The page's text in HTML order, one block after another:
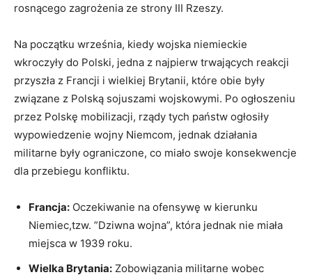
rosnącego ‍zagrożenia ze strony III Rzeszy.
Na początku września, kiedy wojska niemieckie
wkroczyły ⁢do Polski, jedna ⁤z najpierw ​trwających reakcji
przyszła z Francji i wielkiej Brytanii, które obie były‍
związane z⁤ Polską sojuszami ⁤wojskowymi. Po ogłoszeniu
przez⁣ Polskę mobilizacji, rządy tych⁣ państw ogłosiły
wypowiedzenie wojny ⁣Niemcom, jednak działania
militarne były ograniczone, co miało swoje konsekwencje
dla przebiegu⁢ konfliktu.
Francja: Oczekiwanie na ofensywę w kierunku
Niemiec,tzw. ⁣”Dziwna wojna”, która jednak nie miała
miejsca w​ 1939 roku.
Wielka Brytania: Zobowiązania ⁤militarne ‍wobec